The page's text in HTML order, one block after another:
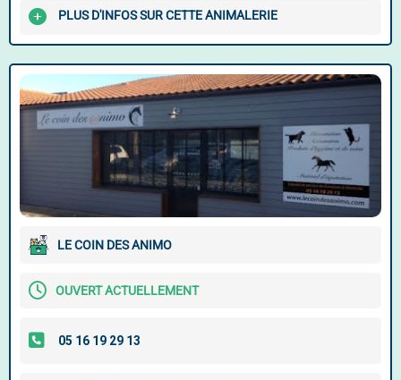
PLUS D'INFOS SUR CETTE ANIMALERIE
LE COIN DES ANIMO
OUVERT ACTUELLEMENT